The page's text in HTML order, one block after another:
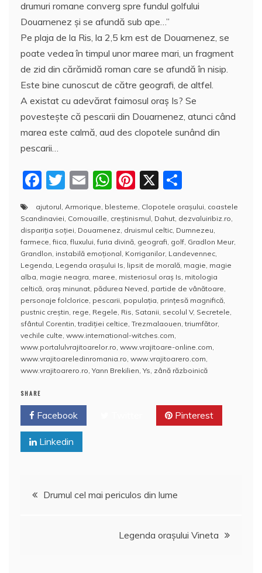
drumuri romane converg spre fundul golfului
Douarnenez şi se afundă sub ape…”
Pe plaja de la Ris, la 2,5 km est de Douarnenez, se
poate vedea în timpul unor maree mari, un fragment
de zid din cărămidă roman care se afundă în nisip.
Este bine cunoscut de către geografi, de altfel.
A existat cu adevărat faimosul oraş Is? Se
povesteşte că pescarii din Douarnenez, atunci când
marea este calmă, aud des clopotele sunând din
pescarii…
F
a
c
e
b
o
o
k
T
w
itt
er
E
ai
l
W
h
at
s
A
p
p
Pi
nt
er
e
st
X
rt
aj
e
a
z
ă
ajutorul, Armorique, blesteme, Clopotele oraşului, coastele
Scandinaviei, Cornouaille, creştinismul, Dahut, dezvaluiribiz.ro,
dispariţia soţiei, Douarnenez, druismul celtic, Dumnezeu,
farmece,fiica,fluxului,furia divină, geografi, golf, Gradlon Meur,
Grandlon, instabilă emoţional, Korriganilor, Landevennec,
Legenda, Legenda oraşului Is, lipsit de morală, magie, magie
alba, magie neagra, maree, misteriosul oraş Is, mitologia
celtică, oraş minunat, pădurea Neved, partide de vânătoare,
personaje folclorice, pescarii, populaţia, prinţesă magnifică,
pustnic creştin, rege, Regele, Ris, Satanii, secolul V, Secretele,
sfântul Corentin,tradiţiei celtice, Trezmalaouen,triumfător,
vechile culte, www.international-witches.com,
www.portalulvrajitoarelor.ro, www.vrajitoare-online.com,
www.vrajitoareledinromania.ro, www.vrajitoarero.com,
www.vrajitoarero.ro, Yann Brekilien, Ys, zână războinică
SHARE
Facebook Pinterest
Linkedin
Navigare
Drumul cel mai periculos din lume
Legenda oraşului Vineta